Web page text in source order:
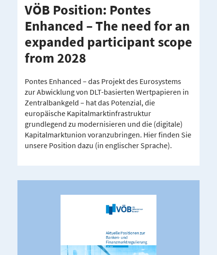
VÖB Position: Pontes
Enhanced – The need for an
expanded parti­cipant scope
from 2028
Pontes Enhanced – das Projekt des Eurosystems
zur Abwicklung von DLT-basierten Wertpapieren in
Zentralbankgeld – hat das Potenzial, die
europäische Kapitalmarktinfrastruktur
grundlegend zu modernisieren und die (digitale)
Kapitalmarktunion voranzubringen. Hier finden Sie
unsere Position dazu (in englischer Sprache).